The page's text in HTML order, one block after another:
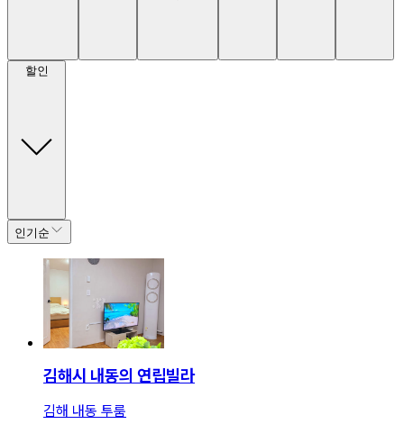
할인
인기순
김해시 내동의 연립빌라
김해 내동 투룸